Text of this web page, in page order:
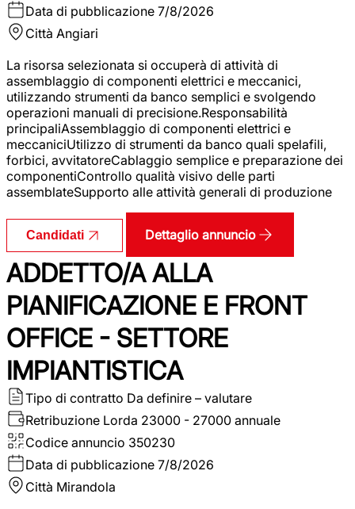
Data di pubblicazione 7/8/2026
Città Angiari
La risorsa selezionata si occuperà di attività di
assemblaggio di componenti elettrici e meccanici,
utilizzando strumenti da banco semplici e svolgendo
operazioni manuali di precisione.Responsabilità
principaliAssemblaggio di componenti elettrici e
meccaniciUtilizzo di strumenti da banco quali spelafili,
forbici, avvitatoreCablaggio semplice e preparazione dei
componentiControllo qualità visivo delle parti
assemblateSupporto alle attività generali di produzione
Candidati Dettaglio annuncio
ADDETTO/A ALLA
PIANIFICAZIONE E FRONT
OFFICE - SETTORE
IMPIANTISTICA
Tipo di contratto Da definire – valutare
Retribuzione Lorda 23000 - 27000 annuale
Codice annuncio 350230
Data di pubblicazione 7/8/2026
Città Mirandola